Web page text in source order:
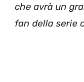
che avrà un
fan della serie